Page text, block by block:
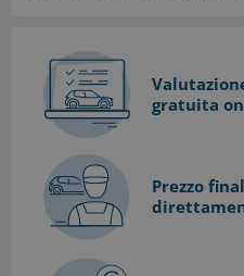
gratuita
Prezzo